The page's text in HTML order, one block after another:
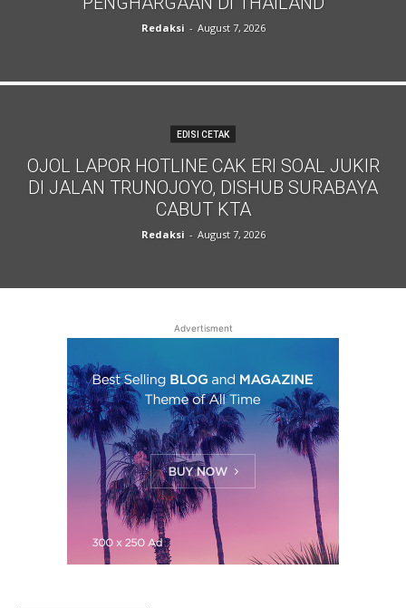
Redaksi - August 7, 2026
EDISI CETAK
OJOL LAPOR HOTLINE CAK ERI SOAL JUKIR
DI JALAN TRUNOJOYO, DISHUB SURABAYA
CABUT KTA
Redaksi - August 7, 2026
Advertisment